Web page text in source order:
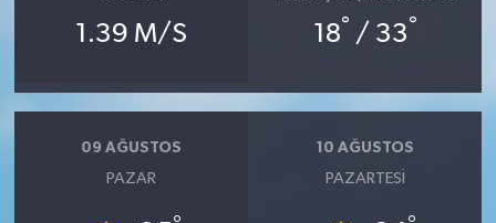
1.39 M/S 18° / 33°
09 AĞUSTOS
PAZAR
10 AĞUSTOS
PAZARTESI